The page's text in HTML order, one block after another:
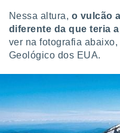
e
este sitio
IP e
possam
seus
com
Nessa altura, o vulcão
diferente da que teria
ver na fotografia
Geológico dos EUA.